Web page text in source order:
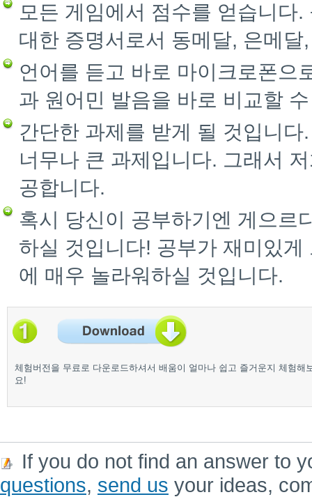
모든 게임에서 점수를 얻습니다
대한 증명서로서 동메달, 은메
언어를 듣고 바로 마이크로폰으
과 원어민 발음을 바로 비교할
간단한 과제를 받게 될 것입니
너무나 큰 과제입니다. 그래서
공합니다.
혹시 당신이 공부하기엔 게으르
하실 것입니다! 공부가 재미있
에 매우 놀라워하실 것입니다.
체험버전을 무료로 다운로드하셔서 배움이 얼마나 쉽고 즐거운지 체험해
요!
If you do not find an answer to
questions, send us your ideas,